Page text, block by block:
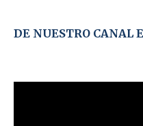
DE NUESTRO CANAL